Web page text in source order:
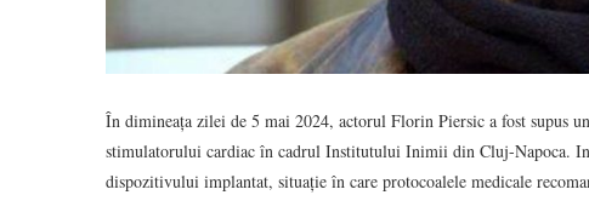
În dimineața zilei de 5 mai 2024, actorul Florin Piersic a fost supus
stimulatorului cardiac în cadrul Institutului Inimii din Cluj-Napoca.
dispozitivului implantat, situație în care protocoalele medicale